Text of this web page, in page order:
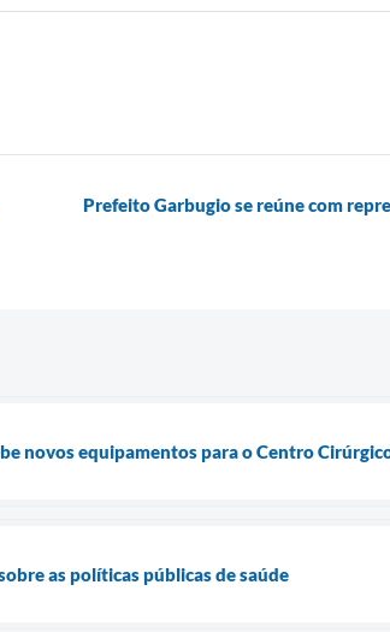
Prefeito Garbugio se reúne com
novos equipamentos para o Centro
as políticas públicas de saúde